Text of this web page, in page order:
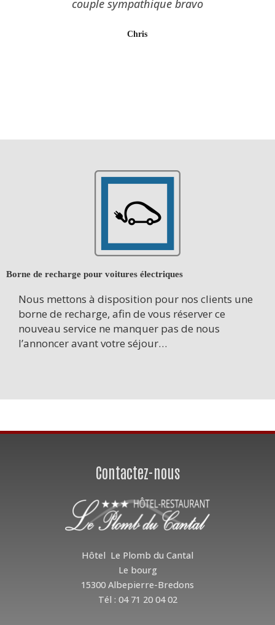
Borne de recharge pour voitures électriques
Nous mettons à disposition pour nos clients une
borne de recharge, afin de vous réserver ce
nouveau service ne manquer pas de nous
l’annoncer avant votre séjour…
Contactez-nous
Hôtel Le Plomb du Cantal
Le bourg
15300 Albepierre-Bredons
Tél : 04 71 20 04 02